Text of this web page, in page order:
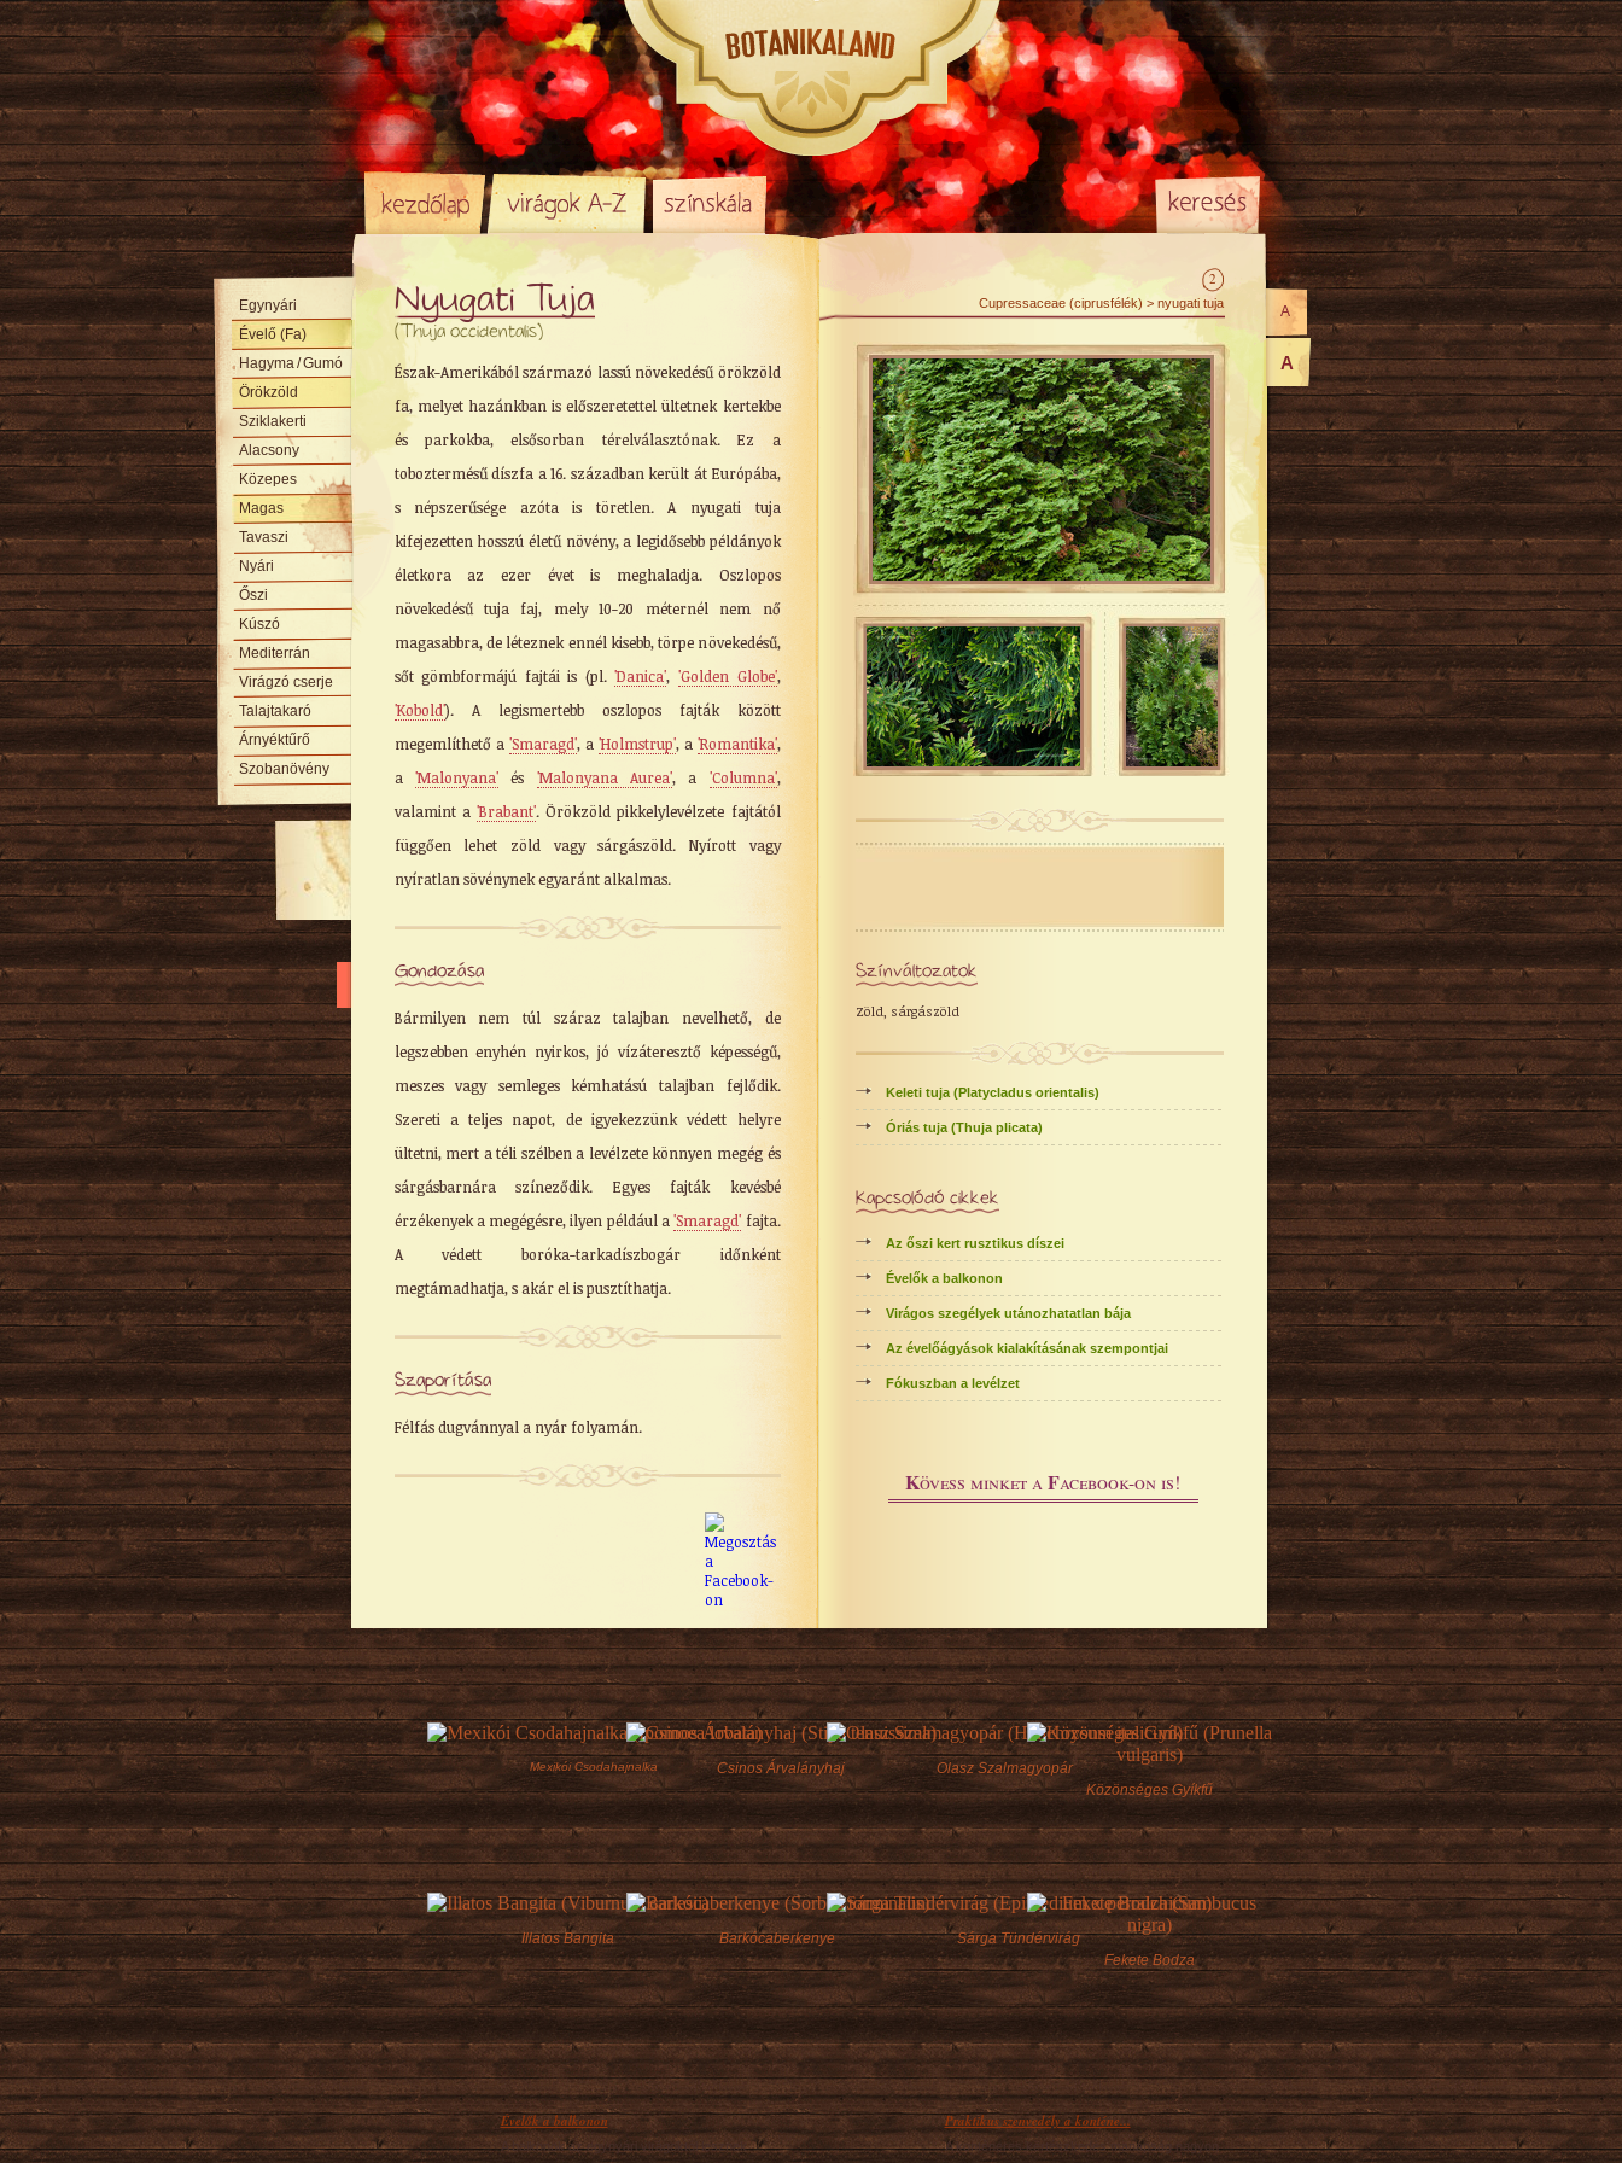
Nyugati Tuja
(Thuja occidentalis)
Észak-Amerikából származó lassú növekedésű örökzöld
fa, melyet hazánkban is előszeretettel ültetnek kertekbe
és parkokba, elsősorban térelválasztónak. Ez a
toboztermésű díszfa a 16. században került át Európába,
s népszerűsége azóta is töretlen. A nyugati tuja
kifejezetten hosszú életű növény, a legidősebb példányok
életkora az ezer évet is meghaladja. Oszlopos
növekedésű tuja faj, mely 10-20 méternél nem nő
magasabbra, de léteznek ennél kisebb, törpe növekedésű,
sőt gömbformájú fajtái is (pl.'Danica', 'Golden Globe',
'Kobold'). A legismertebb oszlopos fajták között
megemlíthető a 'Smaragd', a 'Holmstrup', a 'Romantika',
a 'Malonyana'és 'Malonyana Aurea', a 'Columna',
valamint a 'Brabant'. Örökzöld pikkelylevélzete fajtától
függően lehet zöld vagy sárgászöld. Nyírott vagy
nyíratlan sövénynek egyaránt alkalmas.
Gondozása
Bármilyen nem túl száraz talajban nevelhető, de
legszebben enyhén nyirkos, jó vízáteresztő képességű,
meszes vagy semleges kémhatású talajban fejlődik.
Szereti a teljes napot, de igyekezzünk védett helyre
ültetni, mert a téli szélben a levélzete könnyen megég és
sárgásbarnára színeződik. Egyes fajták kevésbé
érzékenyek a megégésre, ilyen például a'Smaragd' fajta.
A védett boróka-tarkadíszbogár időnként
megtámadhatja, s akár el is pusztíthatja.
Szaporítása
Félfás dugvánnyal a nyár folyamán.
Cupressaceae (ciprusfélék) > nyugati tuja
2
Színváltozatok
Zöld, sárgászöld
Keleti tuja (Platycladus orientalis)
Óriás tuja (Thuja plicata)
Kapcsolódó cikkek
Az őszi kert rusztikus díszei
Évelők a balkonon
Virágos szegélyek utánozhatatlan bája
Az évelőágyások kialakításának szempontjai
Fókuszban a levélzet
Kövess minket a Facebook-on is!
A
A
Egynyári
Évelő (Fa)
Hagyma/ Gumó
Örökzöld
Sziklakerti
Alacsony
Közepes
Magas
Tavaszi
Nyári
Őszi
Kúszó
Mediterrán
Virágzó cserje
Talajtakaró
Árnyéktűrő
Szobanövény
Mexikói Csodahajnalka Csinos Árvalányhaj
Olasz Szalmagyopár
Közönséges Gyíkfű
Illatos Bangita Barkócaberkenye
Sárga Tündérvirág
Fekete Bodza
Évelők a balkonon
A balkonok az egynyári virágoktól lesznek
Praktikus szenvedély a konténe...
A konténeres kertészkedés manapság nagyon